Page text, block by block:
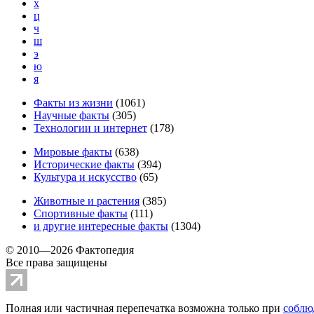
х
ц
ч
ш
э
ю
я
Факты из жизни (1061)
Научные факты (305)
Технологии и интернет (178)
Мировые факты (638)
Исторические факты (394)
Культура и искусство (65)
Животные и растения (385)
Спортивные факты (111)
и другие интересные факты (1304)
© 2010—2026 Фактопедия
Все права защищены
Полная или частичная перепечатка возможна только при